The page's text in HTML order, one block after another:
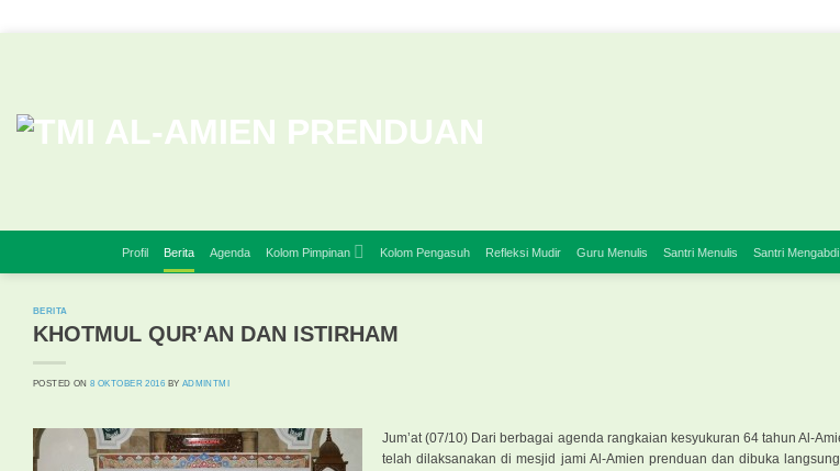
Profil Berita Agenda Kolom Pimpinan Kolom Pengasuh Refleksi Mudir Guru Menulis Santri Menulis Santri Mengabdi
BERITA
KHOTMUL QUR’AN DAN ISTIRHAM
POSTED ON8 OKTOBER 2016 BY ADMINTMI
Jum’at (07/10) Dari berbagai agenda rangkaian kesyukuran 64 tahun Al-
telah dilaksanakan di mesjid jami Al-Amien prenduan dan dibuka